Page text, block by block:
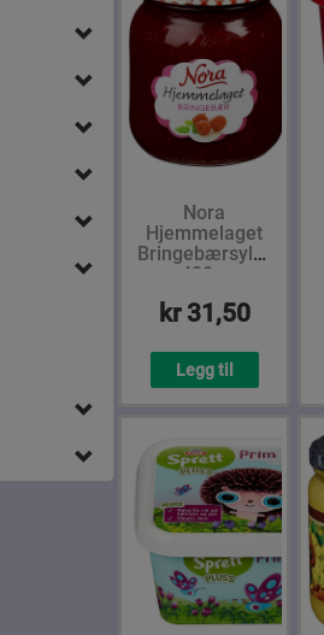
Nora
Hjemmelaget
Bringebærsyltetøy
400 g
kr 31,50
Legg til